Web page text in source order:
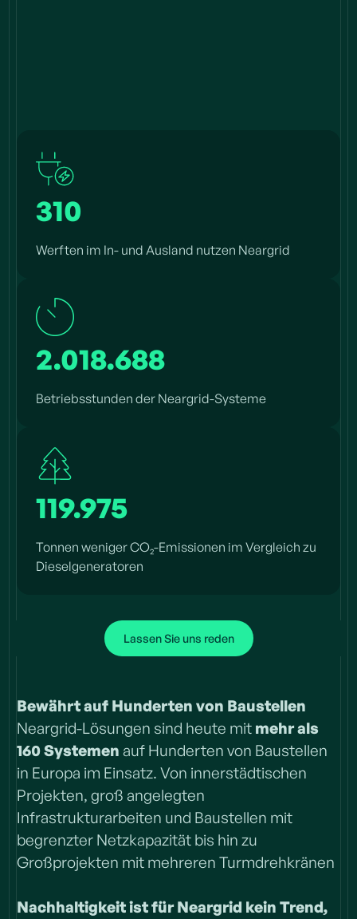
310
Werften im In- und Ausland nutzen Neargrid
2.018.688
Betriebsstunden der Neargrid-Systeme
119.975
Tonnen weniger CO₂-Emissionen im Vergleich zu
Dieselgeneratoren
Lassen Sie uns reden
Bewährt auf Hunderten von Baustellen
Neargrid-Lösungen sind heute mit mehr als
160 Systemen auf Hunderten von Baustellen
in Europa im Einsatz. Von innerstädtischen
Projekten, groß angelegten
Infrastrukturarbeiten und Baustellen mit
begrenzter Netzkapazität bis hin zu
Großprojekten mit mehreren Turmdrehkränen
Nachhaltigkeit ist für Neargrid kein Trend,